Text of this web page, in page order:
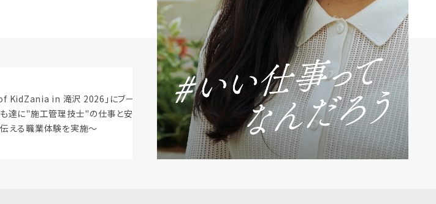
「エンジニアインタビュー」技術を磨き、人を動か
し、組織を導く―プレイングマネージャーへの進
化